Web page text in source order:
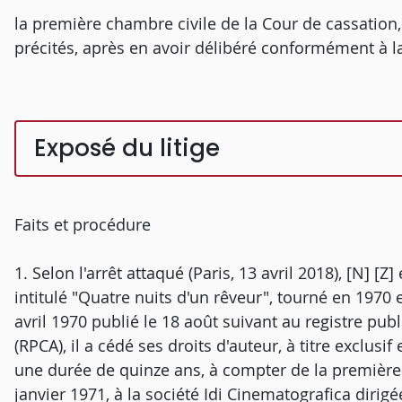
la première chambre civile de la Cour de
précités, après en avoir délibéré conformément à
Exposé du litige
Faits et procédure
1. Selon l'arrêt attaqué (Paris, 13 avril 2018), [N]
intitulé "Quatre nuits d'un rêveur", tourné en 1970
avril 1970 publié le 18 août suivant au registre
(RPCA), il a cédé ses droits d'auteur, à titre
une durée de quinze ans, à compter de la
janvier 1971, à la société Idi Cinematografica